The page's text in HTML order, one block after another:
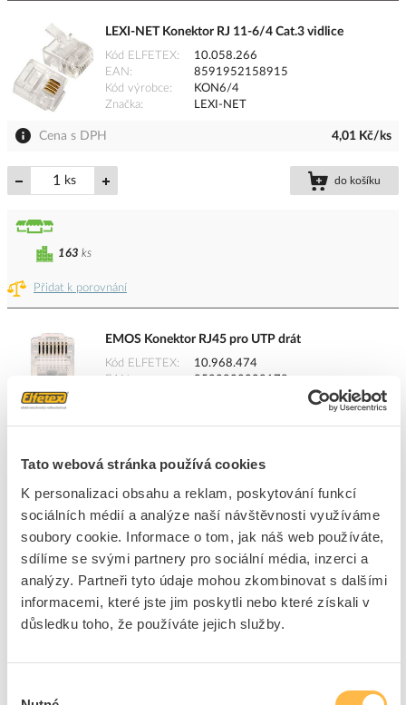
Tato webová stránka používá cookies
K personalizaci obsahu a reklam, poskytování funkcí
sociálních médií a analýze naší návštěvnosti využíváme
soubory cookie. Informace o tom, jak náš web používáte,
sdílíme se svými partnery pro sociální média, inzerci a
analýzy. Partneři tyto údaje mohou zkombinovat s dalšími
informacemi, které jste jim poskytli nebo které získali v
důsledku toho, že používáte jejich služby.
LEXI-NET Konektor RJ 11-6/4 Cat.3 vidlice
Kód ELFETEX
10.058.266
EAN
8591952158915
Kód výrobce
KON6/4
Značka
LEXI-NET
Cena s DPH 4,01 Kč/ks
ks do košíku
Přidat k porovnání
163 ks
EMOS Konektor RJ45 pro UTP drát
Kód ELFETEX
10.968.474
ks do košíku
Přidat k porovnání
140 ks